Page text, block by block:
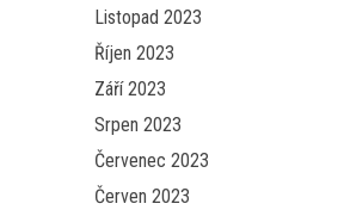
Listopad 2023
Říjen 2023
Září 2023
Srpen 2023
Červenec 2023
Červen 2023